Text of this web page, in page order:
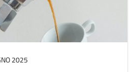
2025